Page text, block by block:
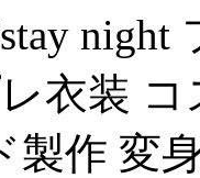
衣装
製作 変